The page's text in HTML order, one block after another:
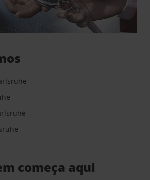
começa aqui